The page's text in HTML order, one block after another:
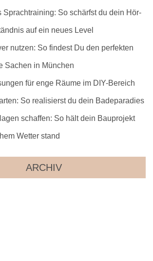
Sprachtraining: So schärfst du dein Hör-
auf ein neues Level
nutzen: So findest Du den perfekten
Sachen in München
für enge Räume im DIY-Bereich
So realisierst du dein Badeparadies
schaffen: So hält dein Bauprojekt
Wetter stand
ARCHIV